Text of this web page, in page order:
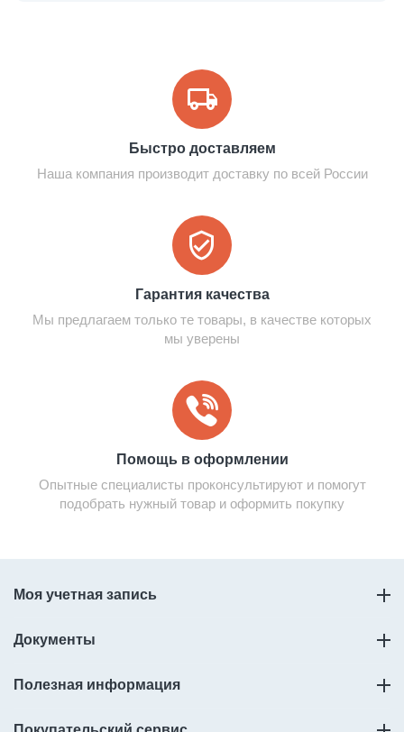
Быстро доставляем
Наша компания производит доставку по всей России
Гарантия качества
Мы предлагаем только те товары, в качестве которых
мы уверены
Помощь в оформлении
Опытные специалисты проконсультируют и помогут
подобрать нужный товар и оформить покупку
Моя учетная запись
Документы
Полезная информация